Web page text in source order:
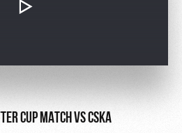
CUP MATCH VS CSKA